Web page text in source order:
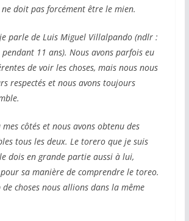
doit pas forcément être le mien.
parle de Luis Miguel Villalpando (ndlr :
11 ans). Nous avons parfois eu
de voir les choses, mais nous nous
respectés et nous avons toujours
côtés et nous avons obtenu des
tous les deux. Le torero que je suis
dois en grande partie aussi à lui,
sa manière de comprendre le toreo.
de choses nous allions dans la même